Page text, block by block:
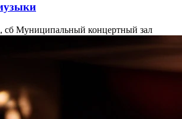
сб Муниципальный концертный зал